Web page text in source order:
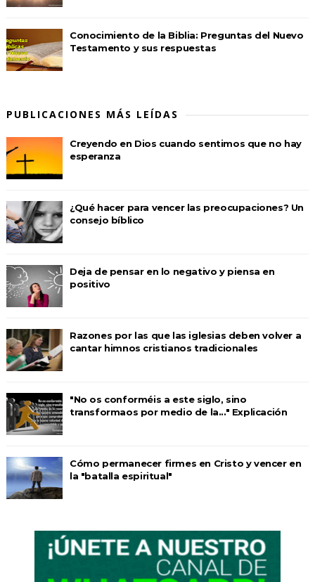
Conocimiento de la Biblia: Preguntas del Nuevo
Testamento y sus respuestas
PUBLICACIONES MÁS LEÍDAS
Creyendo en Dios cuando sentimos que no hay
esperanza
¿Qué hacer para vencer las preocupaciones? Un
consejo bíblico
Deja de pensar en lo negativo y piensa en
positivo
Razones por las que las iglesias deben volver a
cantar himnos cristianos tradicionales
"No os conforméis a este siglo, sino
transformaos por medio de la..." Explicación
Cómo permanecer firmes en Cristo y vencer en
la "batalla espiritual"